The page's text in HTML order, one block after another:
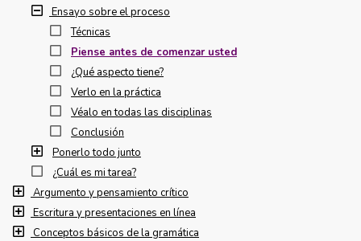
Ensayo sobre el proceso
Técnicas
Piense antes de comenzar usted
¿Qué aspecto tiene?
Verlo en la práctica
Véalo en todas las disciplinas
Conclusión
Ponerlo todo junto
¿Cuál es mi tarea?
Argumento y pensamiento crítico
Escritura y presentaciones en línea
Conceptos básicos de la gramática